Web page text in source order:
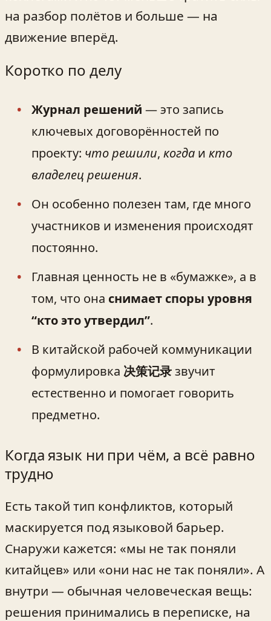
на разбор полётов и больше — на
движение вперёд.
Коротко по делу
Журнал решений — это запись
ключевых договорённостей по
проекту: что решили, когда и кто
владелец решения.
Он особенно полезен там, где много
участников и изменения происходят
постоянно.
Главная ценность не в «бумажке», а в
том, что она снимает споры уровня
“кто это утвердил”.
В китайской рабочей коммуникации
формулировка 决策记录звучит
естественно и помогает говорить
предметно.
Когда язык ни при чём, а всё равно
трудно
Есть такой тип конфликтов, который
маскируется под языковой барьер.
Снаружи кажется: «мы не так поняли
китайцев» или «они нас не так поняли». А
внутри — обычная человеческая вещь:
решения принимались в переписке, на